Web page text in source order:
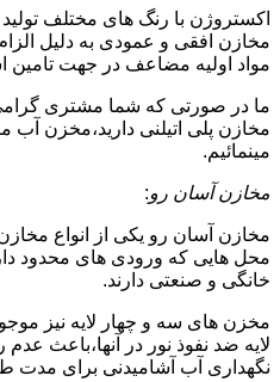
اکستروژن با رنگ های مختلف
مخازن افقی و عمودی به دلیل
مواد اولیه مضاعف در جهت تامین
ما در صورتی که شما مشتری
مخازن پلی اتیلنی دارید،مخزن آب
مینمائیم.
مخازن آسان رو:
مخازن آسان رو یکی از انواع
محل هایی که ورودی های محدود
خانگی و صنعتی دارند.
مخزن های سه و چهار لایه نیز
لایه ضد نفوذ نور در آنها،باعث
نگهداری آب آشامیدنی برای مدت